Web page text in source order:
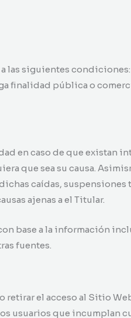
las siguientes
finalidad pública o
en caso de que existan
que sea su causa.
caídas,
ajenas a el Titular.
base a la información
fuentes.
retirar el acceso al Sitio
usuarios que incumplan